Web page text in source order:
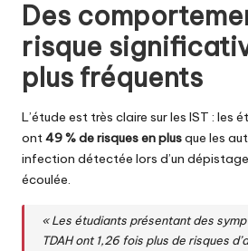
Des
risque
plus fréquents
L’étude est très claire sur les IST : les
ont 49 % de risques en plusque les
infection détectée lors d’un dépistage
écoulée.
« Les étudiants présentant des
TDAH ont 1,26 fois plus de risques